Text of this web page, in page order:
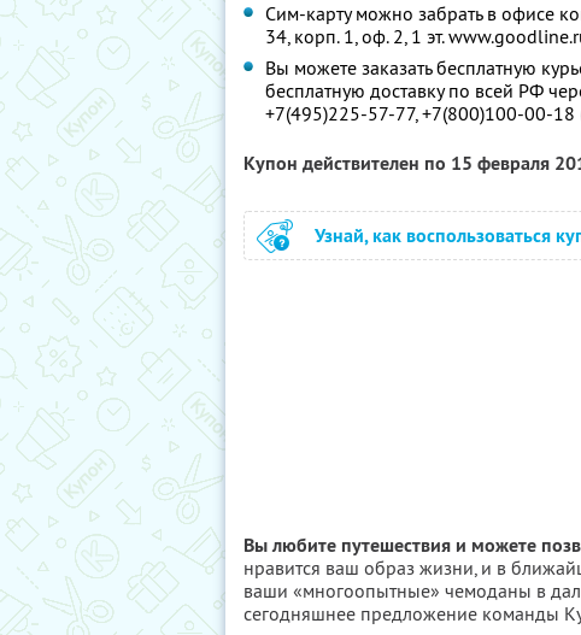
Сим-карту можно забрать в офисе
34, корп. 1, оф. 2, 1 эт.
Вы можете заказать бесплатную
бесплатную доставку по всей РФ
+7(495)225-57-77, +7(800)100-00-18
Купон действителен по 15 февраля
Узнай, как воспользоваться
Вы любите путешествия и можете
нравится ваш образ жизни, и в
ваши «многоопытные» чемоданы в
сегодняшнее предложение команды